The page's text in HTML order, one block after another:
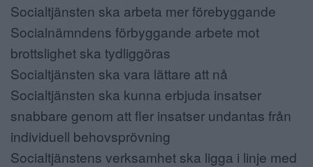
Socialtjänsten ska arbeta mer förebyggande
Socialnämndens förbyggande arbete mot
brottslighet ska tydliggöras
Socialtjänsten ska vara lättare att nå
Socialtjänsten ska kunna erbjuda insatser
snabbare genom att fler insatser undantas från
individuell behovsprövning
Socialtjänstens verksamhet ska ligga i linje med